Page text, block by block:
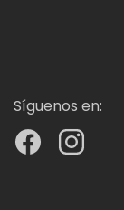
Síguenos en: